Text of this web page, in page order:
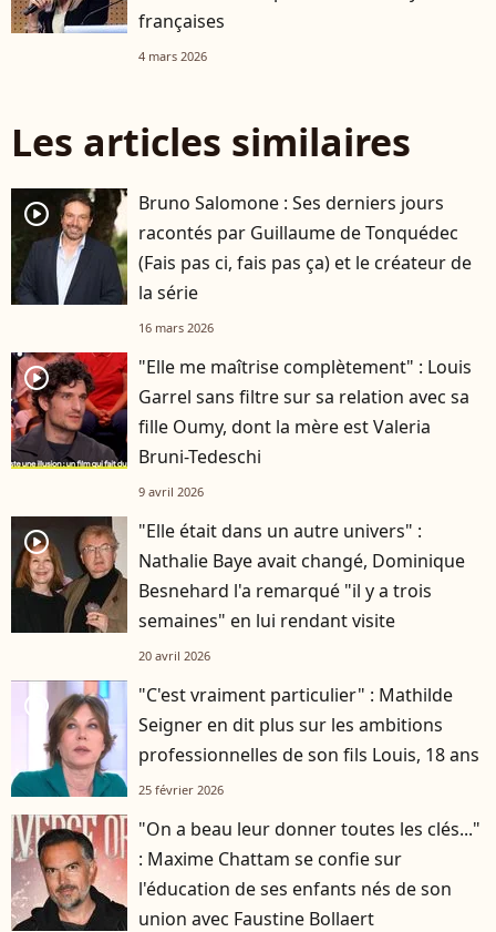
françaises
4 mars 2026
Les articles similaires
player2
Bruno Salomone : Ses derniers jours
racontés par Guillaume de Tonquédec
(Fais pas ci, fais pas ça) et le créateur de
la série
16 mars 2026
player2
"Elle me maîtrise complètement" : Louis
Garrel sans filtre sur sa relation avec sa
fille Oumy, dont la mère est Valeria
Bruni-Tedeschi
9 avril 2026
player2
"Elle était dans un autre univers" :
Nathalie Baye avait changé, Dominique
Besnehard l'a remarqué "il y a trois
semaines" en lui rendant visite
20 avril 2026
player2
"C'est vraiment particulier" : Mathilde
Seigner en dit plus sur les ambitions
professionnelles de son fils Louis, 18 ans
25 février 2026
"On a beau leur donner toutes les clés..."
: Maxime Chattam se confie sur
l'éducation de ses enfants nés de son
union avec Faustine Bollaert